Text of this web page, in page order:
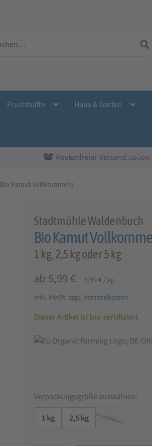
Fruchtsäfte Haus & Garten
Kostenfreier Versand (ab 20 €)
Bio Kamut Vollkornmehl
Stadtmühle Waldenbuch
Bio Kamut
1 kg, 2,5 kg oder 5 kg
ab 5,99 € 5,99 € /kg
inkl. MwSt. zzgl. Versandkosten
Dieser Artikel ist bio-zertifiziert.
Verpackungsgröße auswählen:
1 kg
2,5 kg 5 kg